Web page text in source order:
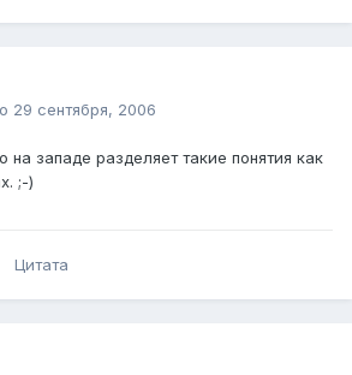
29 сентября, 2006
на западе разделяет такие понятия как
;-)
Цитата